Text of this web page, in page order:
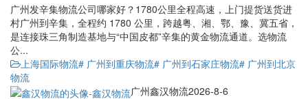
广州发辛集物流公司哪家好？1780公里全程高速，上门提货送货进
村广州到辛集，全程约 1780 公里，跨越粤、湘、鄂、豫、冀五省，
是连接珠三角制造基地与“中国皮都”辛集的黄金物流通道。选物流
公...
上海国际物流# 广州到重庆物流# 广州到石家庄物流# 广州到北京
物流
广州鑫汉物流2026-8-6